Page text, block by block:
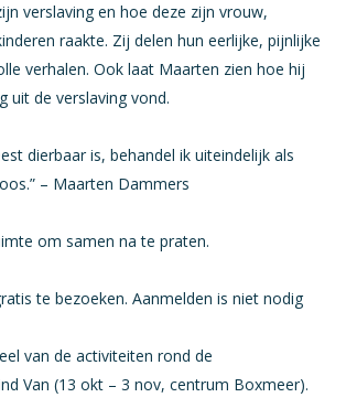
verslaving en hoe deze zijn vrouw,
raakte. Zij delen hun eerlijke, pijnlijke
verhalen. Ook laat Maarten zien hoe hij
uit de verslaving vond.
dierbaar is, behandel ik uiteindelijk als
– Maarten Dammers
om samen na te praten.
te bezoeken. Aanmelden is niet nodig
van de activiteiten rond de
Van (13 okt – 3 nov, centrum Boxmeer).